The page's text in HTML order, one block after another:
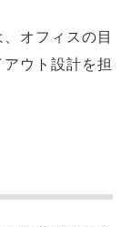
オフィスの目
ウト設計を担